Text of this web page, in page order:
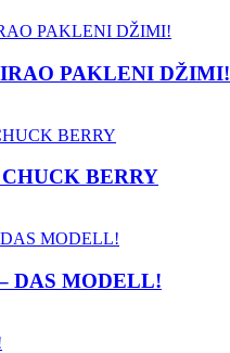
PAKLENI DŽIMI!
BERRY
DAS MODELL!